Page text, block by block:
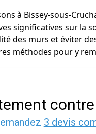
à Bissey-sous-
significatives sur
murs et éviter
méthodes pour y
3 devis